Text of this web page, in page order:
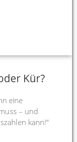
Kür?
eine
– und
kann!“